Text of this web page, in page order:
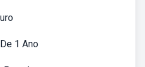
1 Ano